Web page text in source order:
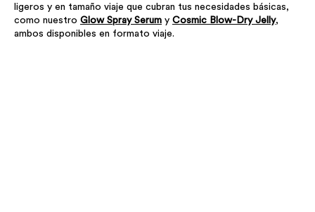
ligeros y en tamaño viaje que cubran tus necesidades básicas,
como nuestro Glow Spray Serum y Cosmic Blow-Dry Jelly,
ambos disponibles en formato viaje.